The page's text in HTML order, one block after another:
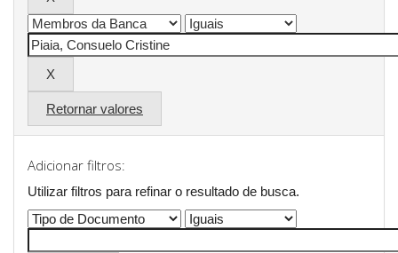
Retornar valores
Adicionar filtros:
Utilizar filtros para refinar o resultado de busca.